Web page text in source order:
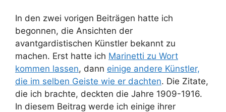
In den zwei vorigen Beiträgen hatte ich
begonnen, die Ansichten der
avantgardistischen Künstler bekannt zu
machen. Erst hatte ich Marinetti zu Wort
kommen lassen, dann einige andere Künstler,
die im selben Geiste wie er dachten. Die Zitate,
die ich brachte, deckten die Jahre 1909-1916.
In diesem Beitrag werde ich einige ihrer